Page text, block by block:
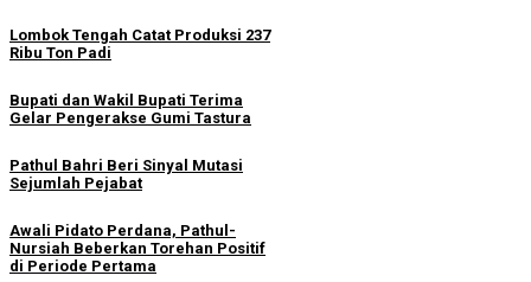
Lombok Tengah Catat Produksi 237
Ribu Ton Padi
Bupati dan Wakil Bupati Terima
Gelar Pengerakse Gumi Tastura
Pathul Bahri Beri Sinyal Mutasi
Sejumlah Pejabat
Awali Pidato Perdana, Pathul-
Nursiah Beberkan Torehan Positif
di Periode Pertama